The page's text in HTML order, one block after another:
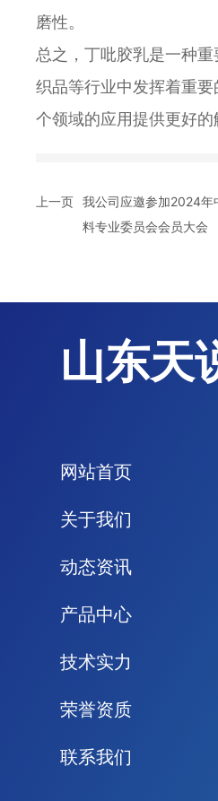
磨性。
总之，丁吡胶乳是一种
织品等行业中发挥着重
个领域的应用提供更好的
上一页
我公司应邀参加2024年
料专业委员会会员大会
山东天
网站首页
关于我们
动态资讯
产品中心
技术实力
荣誉资质
联系我们